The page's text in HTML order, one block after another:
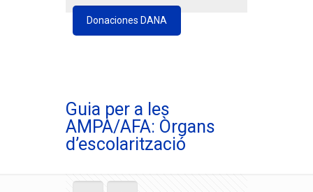
Donaciones DANA
Guia per a les
AMPA/AFA: Òrgans
d’escolarització